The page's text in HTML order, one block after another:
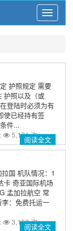
Menu
护照规定 需要
护照以及（或
登陆时必须为有
使已经持有签
件...
5,191 次阅读全文
国 机队情况：1
卡 奇亚国际机场
孟加拉航空 常
：免费托运一
3,153 次阅读全文